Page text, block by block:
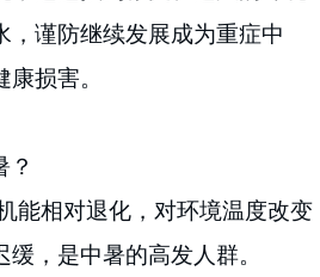
，谨防继续发展成为重症中
损害。
？
能相对退化，对环境温度改变
，是中暑的高发人群。